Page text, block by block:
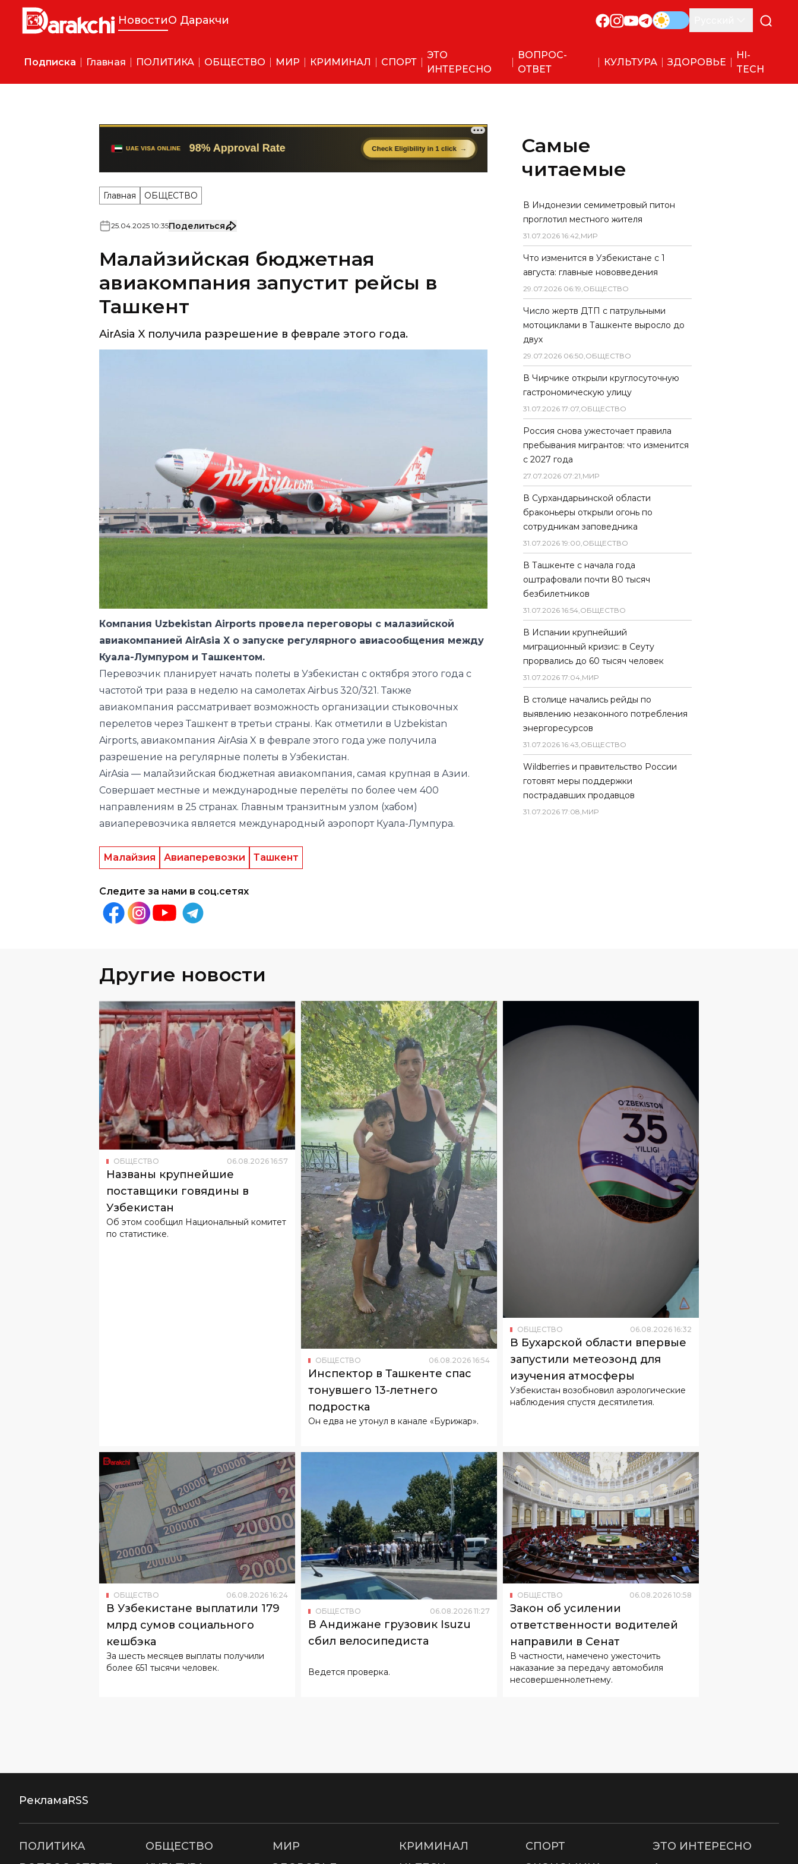
НовостиО Даракчи
Подписка Главная ПОЛИТИКА ОБЩЕСТВО МИР КРИМИНАЛ СПОРТ
ЭТО
ИНТЕРЕСНО
ВОПРОС-
ОТВЕТ
КУЛЬТУРА ЗДОРОВЬЕ
HI-
TECH
Главная ОБЩЕСТВО
Малайзийская бюджетная
авиакомпания запустит рейcы в
Ташкент
AirAsia X получила разрешение в феврале этого года.
Компания Uzbekistan Airports провела переговоры с малазийской
авиакомпанией AirAsia X о запуске регулярного авиасообщения между
Куала-Лумпуром и Ташкентом.
Перевозчик планирует начать полеты в Узбекистан с октября этого года с
частотой три раза в неделю на самолетах Airbus 320/321. Также
авиакомпания рассматривает возможность организации стыковочных
перелетов через Ташкент в третьи страны. Как отметили в Uzbekistan
Airports, авиакомпания AirAsia X в феврале этого года уже получила
разрешение на регулярные полеты в Узбекистан.
AirAsia — малайзийская бюджетная авиакомпания, самая крупная в Азии.
Совершает местные и международные перелёты по более чем 400
направлениям в 25 странах. Главным транзитным узлом (хабом)
авиаперевозчика является международный аэропорт Куала-Лумпура.
Малайзия Авиаперевозки Ташкент
Самые
читаемые
В Индонезии семиметровый питон
проглотил местного жителя
31.07.2026 16:42,МИР
Что изменится в Узбекистане с 1
августа: главные нововведения
29.07.2026 06:19,ОБЩЕСТВО
Число жертв ДТП с патрульными
мотоциклами в Ташкенте выросло до
двух
29.07.2026 06:50,ОБЩЕСТВО
В Чирчике открыли круглосуточную
гастрономическую улицу
31.07.2026 17:07,ОБЩЕСТВО
Россия снова ужесточает правила
пребывания мигрантов: что изменится
с 2027 года
27.07.2026 07:21,МИР
В Сурхандарьинской области
браконьеры открыли огонь по
сотрудникам заповедника
31.07.2026 19:00,ОБЩЕСТВО
В Ташкенте с начала года
оштрафовали почти 80 тысяч
безбилетников
31.07.2026 16:54,ОБЩЕСТВО
В Испании крупнейший
миграционный кризис: в Сеуту
прорвались до 60 тысяч человек
31.07.2026 17:04,МИР
В столице начались рейды по
выявлению незаконного потребления
энергоресурсов
31.07.2026 16:43,ОБЩЕСТВО
Wildberries и правительство России
готовят меры поддержки
пострадавших продавцов
31.07.2026 17:08,МИР
Другие новости
ОБЩЕСТВО 06.08.2026 16 :57
Названы крупнейшие
поставщики говядины в
Узбекистан
Об этом сообщил Национальный комитет
ОБЩЕСТВО 06. 08 .2026 16: 54
Инспектор в Ташкенте спас
тонувшего 13-летнего
подростка
Он едва не утонул в канале «Бурижар».
32
В Бухарской области впервые
запустили метеозонд для
изучения атмосферы
Узбекистан возобновил аэрологические
ОБЩЕСТВО 06.08.2026 16:24
В Узбекистане выплатили 179
млрд сумов социального
кешбэка
За шесть месяцев выплаты получили
ОБЩЕСТВО 06. 08.2026 11:27
В Андижане грузовик Isuzu
сбил велосипедиста
Ведется проверка.
ОБЩЕСТВО 06.08.2026 10:58
Закон об усилении
ответственности водителей
направили в Сенат
В частности, намечено ужесточить
несовершеннолетнему.
РекламаRSS
ПОЛИТИКА ОБЩЕСТВО МИР КРИМИНАЛ СПОРТ
ЭТО ИНТЕРЕСНО